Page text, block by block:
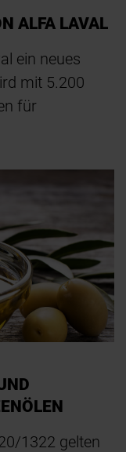
ALFA LAVAL
ein neues
mit 5.200
für
1322 gelten